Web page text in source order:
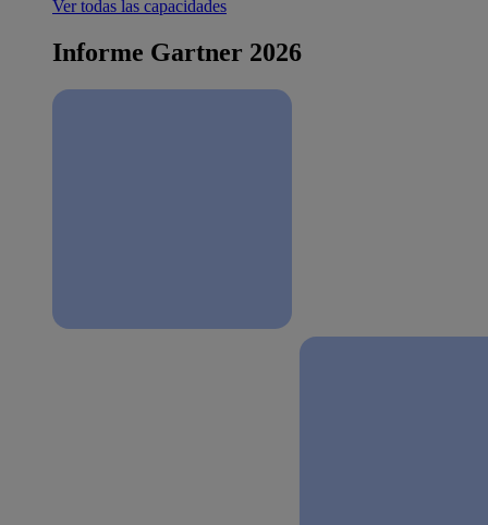
Ver todas las capacidades
Informe Gartner 2026